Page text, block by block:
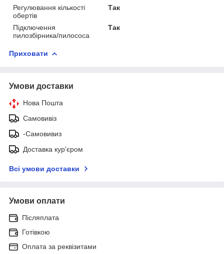
Регулювання кількості
обертів
Так
Підключення
пилозбірника/пилососа
Так
Приховати
Умови доставки
Нова Пошта
Самовивіз
-Самовивиз
Доставка кур'єром
Всі умови доставки
Умови оплати
Післяплата
Готівкою
Оплата за реквізитами